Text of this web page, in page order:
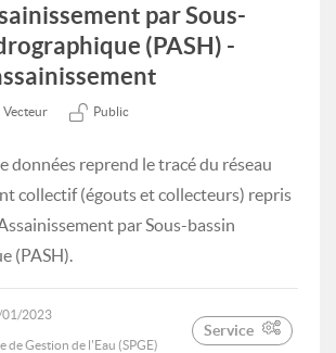
par Sous-
(PASH) -
Vecteur Public
données reprend le tracé du réseau
collectif (égouts et collecteurs) repris
par Sous-bassin
(PASH).
01/2023
de Gestion de l'Eau (SPGE)
Service